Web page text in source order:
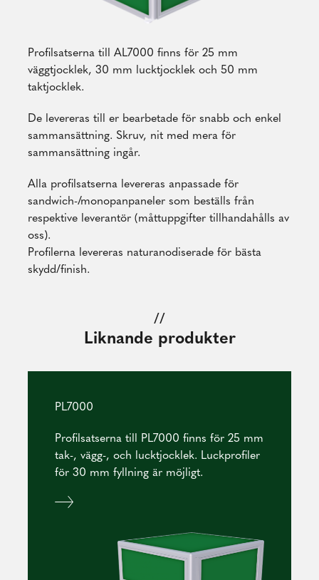
Profilsatserna till AL7000 finns för 25 mm
väggtjocklek, 30 mm lucktjocklek och 50 mm
taktjocklek.
De levereras till er bearbetade för snabb och enkel
sammansättning. Skruv, nit med mera för
sammansättning ingår.
Alla profilsatserna levereras anpassade för
sandwich-/monopanpaneler som beställs från
respektive leverantör (måttuppgifter tillhandahålls av
oss).
Profilerna levereras naturanodiserade för bästa
skydd/finish.
//
Liknande produkter
PL7000
Profilsatserna till PL7000 finns för 25 mm
tak-, vägg-, och lucktjocklek. Luckprofiler
för 30 mm fyllning är möjligt.